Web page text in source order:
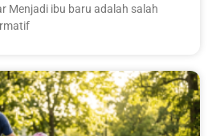
Menjadi ibu baru adalah salah